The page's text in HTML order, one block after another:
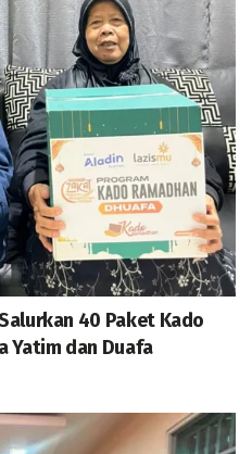
40 Paket Kado
Yatim dan Duafa